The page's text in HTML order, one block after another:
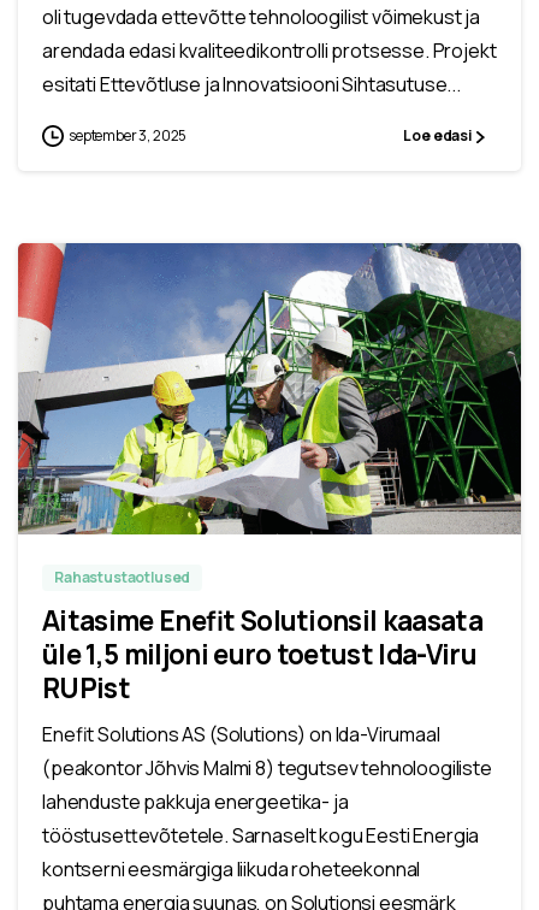
oli tugevdada ettevõtte tehnoloogilist võimekust ja
arendada edasi kvaliteedikontrolli protsesse. Projekt
esitati Ettevõtluse ja Innovatsiooni Sihtasutuse...
september 3, 2025 Loe edasi
Rahastustaotlused
Aitasime Enefit Solutionsil kaasata
üle 1,5 miljoni euro toetust Ida-Viru
RUPist
Enefit Solutions AS (Solutions) on Ida-Virumaal
(peakontor Jõhvis Malmi 8) tegutsev tehnoloogiliste
lahenduste pakkuja energeetika- ja
tööstusettevõtetele. Sarnaselt kogu Eesti Energia
kontserni eesmärgiga liikuda roheteekonnal
puhtama energia suunas, on Solutionsi eesmärk